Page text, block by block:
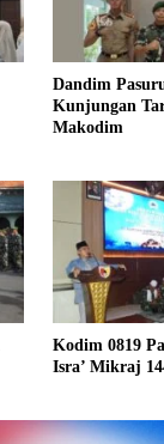
Dandim
Kunjungan
Makodim
Kodim 0819
Isra’ Mikraj